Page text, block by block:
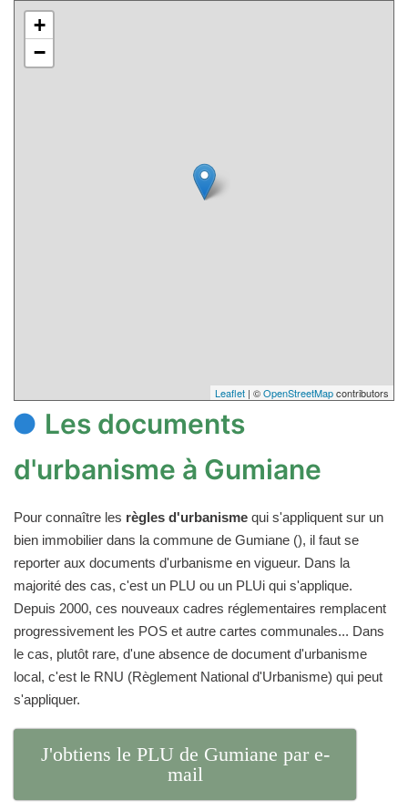
+
−
Leaflet | ©OpenStreetMapcontributors
Les documents
d'urbanisme à Gumiane
Pour connaître les règles d'urbanisme qui s'appliquent sur un
bien immobilier dans la commune de Gumiane (), il faut se
reporter aux documents d'urbanisme en vigueur. Dans la
majorité des cas, c'est un PLU ou un PLUi qui s'applique.
Depuis 2000, ces nouveaux cadres réglementaires remplacent
progressivement les POS et autre cartes communales... Dans
le cas, plutôt rare, d'une absence de document d'urbanisme
local, c'est le RNU (Règlement National d'Urbanisme) qui peut
s'appliquer.
J'obtiens le PLU de Gumiane par e-
mail